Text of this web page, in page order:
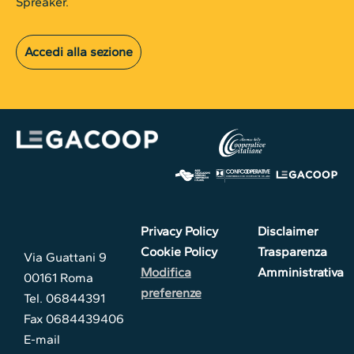
Accedi alla sezione
Via Guattani 9
00161 Roma
Tel. 06844391
Fax 0684439406
E-mail
Privacy Policy
Cookie Policy
Modifica
preferenze
Disclaimer
Trasparenza
Amministrativa